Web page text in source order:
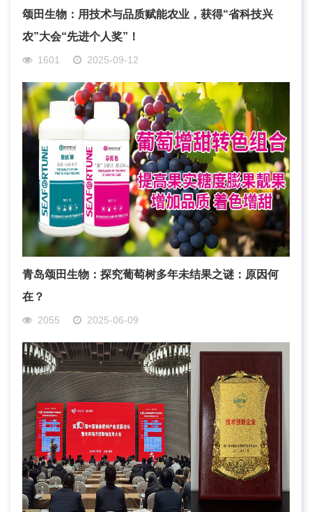
颂田生物：用技术与品质赋能农业，获得“省科技兴
农”大会“先进个人奖”！
1601 2025-09-12
青岛颂田生物：探究葡萄树多年未结果之谜：原因何
在？
2055 2025-06-09